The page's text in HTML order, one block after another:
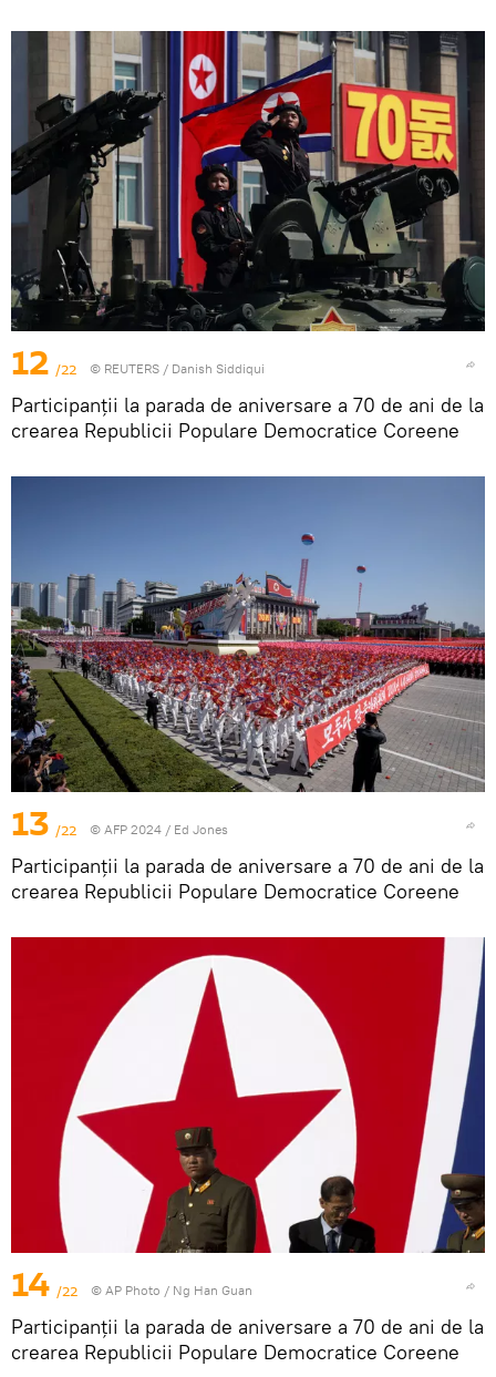
12 /22 © REUTERS / Danish Siddiqui
Participanții la parada de aniversare a 70 de ani de la
crearea Republicii Populare Democratice Coreene
13 /22 © AFP 2024 / Ed Jones
Participanții la parada de aniversare a 70 de ani de la
crearea Republicii Populare Democratice Coreene
14 /22 © AP Photo / Ng Han Guan
Participanții la parada de aniversare a 70 de ani de la
crearea Republicii Populare Democratice Coreene